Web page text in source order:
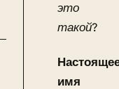
это
такой?
имя